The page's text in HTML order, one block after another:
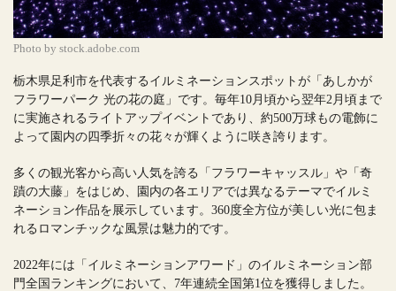
Photo by stock.adobe.com
栃木県足利市を代表するイルミネーションスポットが「あしかが
フラワーパーク 光の花の庭」です。毎年10月頃から翌年2月頃まで
に実施されるライトアップイベントであり、約500万球もの電飾に
よって園内の四季折々の花々が輝くように咲き誇ります。
多くの観光客から高い人気を誇る「フラワーキャッスル」や「奇
蹟の大藤」をはじめ、園内の各エリアでは異なるテーマでイルミ
ネーション作品を展示しています。360度全方位が美しい光に包ま
れるロマンチックな風景は魅力的です。
2022年には「イルミネーションアワード」のイルミネーション部
門全国ランキングにおいて、7年連続全国第1位を獲得しました。